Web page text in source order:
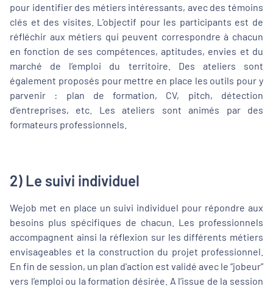
pour identifier des métiers intéressants, avec des témoins
clés et des visites. L’objectif pour les participants est de
réfléchir aux métiers qui peuvent correspondre à chacun
en fonction de ses compétences, aptitudes, envies et du
marché de l’emploi du territoire. Des ateliers sont
également proposés pour mettre en place les outils pour y
parvenir : plan de formation, CV, pitch, détection
d’entreprises, etc. Les ateliers sont animés par des
formateurs professionnels.
2) Le suivi individuel
Wejob met en place un suivi individuel pour répondre aux
besoins plus spécifiques de chacun. Les professionnels
accompagnent ainsi la réflexion sur les différents métiers
envisageables et la construction du projet professionnel.
En fin de session, un plan d'action est validé avec le “jobeur”
vers l’emploi ou la formation désirée. A l’issue de la session